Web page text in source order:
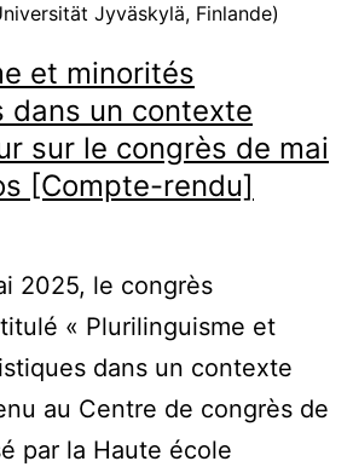
Jyväskylä, Finlande)
et minorités
dans un contexte
sur le congrès de mai
[Compte-rendu]
2025, le congrès
« Plurilinguisme et
dans un contexte
au Centre de congrès de
par la Haute école